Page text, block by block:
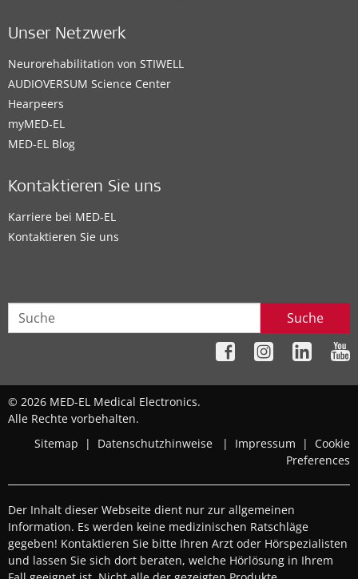
Unser Netzwerk
Neurorehabilitation von STIWELL
AUDIOVERSUM Science Center
Hearpeers
myMED‑EL
MED-EL Blog
Kontaktieren Sie uns
Karriere bei MED-EL
Kontaktieren Sie uns
Suche
© 2026 MED-EL Medical Electronics.
Alle Rechte vorbehalten.
Sitemap
| Datenschutzhinweise | Impressum | Cookie
Preferences
Der Inhalt dieser Webseite dient nur zur allgemeinen
Information. Es werden keine medizinischen Ratschläge
gegeben! Kontaktieren Sie bitte Ihren Arzt oder Hörspezialisten
und lassen Sie sich dort beraten, welche Hörlösung in Ihrem